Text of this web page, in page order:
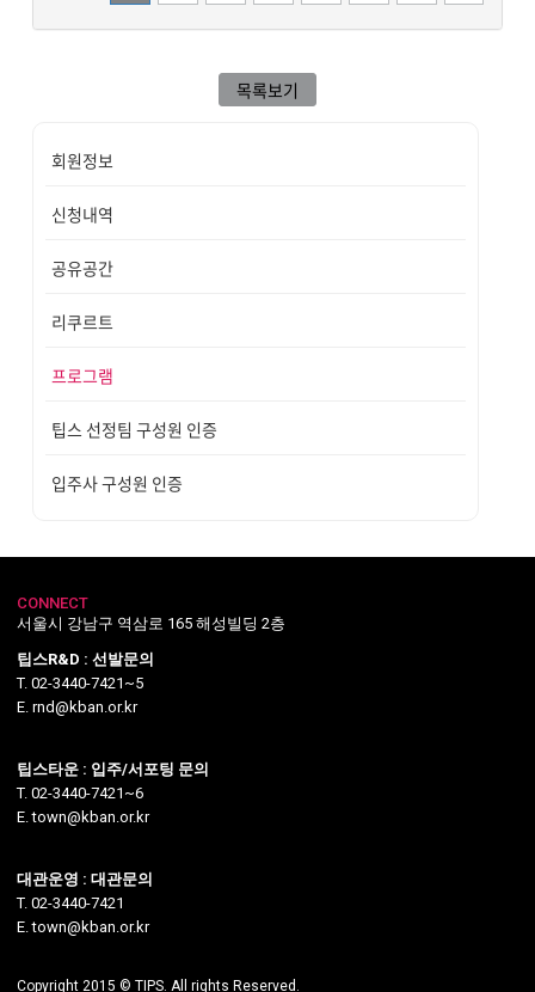
목록보기
회원정보
신청내역
공유공간
리쿠르트
프로그램
팁스 선정팀 구성원 인증
입주사 구성원 인증
CONNECT
서울시 강남구 역삼로 165 해성빌딩 2층
팁스R&D : 선발문의
T. 02-3440-7421~5
E. rnd@kban.or.kr
팁스타운 : 입주/서포팅 문의
T. 02-3440-7421~6
E. town@kban.or.kr
대관운영 : 대관문의
T. 02-3440-7421
E. town@kban.or.kr
Copyright 2015 © TIPS. All rights Reserved.